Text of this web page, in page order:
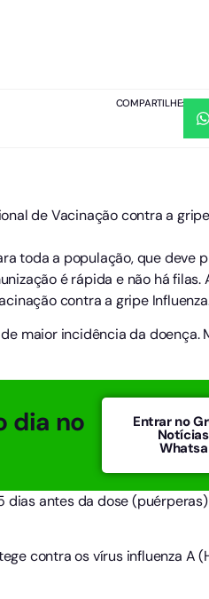
COMPARTILHE:
de Vacinação contra a
toda a população, que deve
é rápida e não há filas.
contra a gripe
maior incidência da doença.
dia no Entrar no
dias antes da dose
contra os vírus influenza A